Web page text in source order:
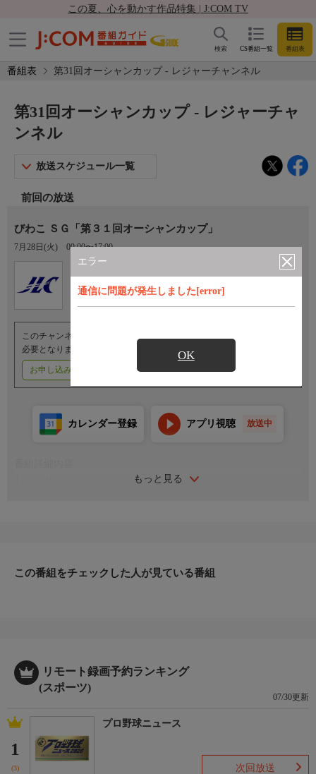
この夏、心を動かす作品特集 | J:COM TV
CS番組一覧 番組表
検索
番組表 第31回オーシャンカップ - レジャーチャンネル
エラー
通信に問題が発生しました[error]
OK
第31回オーシャンカップ - レジャーチャ
ンネル
放送スケジュール一覧
前回の放送
びわこ ＳＧ「第３１回オーシャンカップ」
7月28日(火) 09:00〜17:00
このチャンネルのご視聴には、オプションチャンネル(有料)のご契約が
必要となります。
お申し込みはこちら ご利用料金はこちら
もっと見る
カレンダー登録 アプリ視聴 放送中
この番組をチェックした人が見ている番組
リモート録画予約ランキング
(スポーツ)
07/30更新
1
(3)
プロ野球ニュース
次回放送